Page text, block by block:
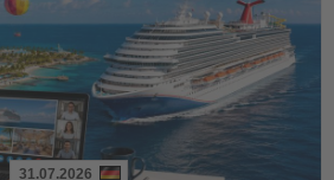
31.07.2026